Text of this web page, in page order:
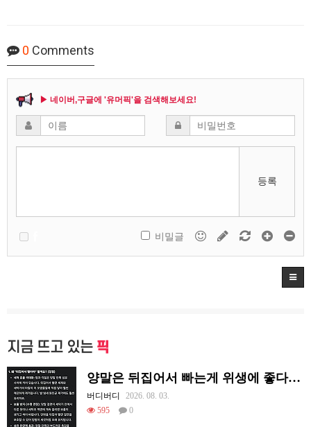
0 Comments
▶ 네이버,구글에 '유머픽'을 검색해보세요!
등록
비밀글
지금 뜨고 있는 픽
양말은 뒤집어서 빠는게 위생에 좋다고함
버디버디
2026. 08. 03.
595
0